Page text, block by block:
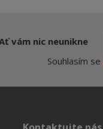
vám nic neunikne
Souhlasím se